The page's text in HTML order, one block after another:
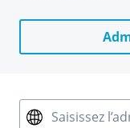
Saisissez